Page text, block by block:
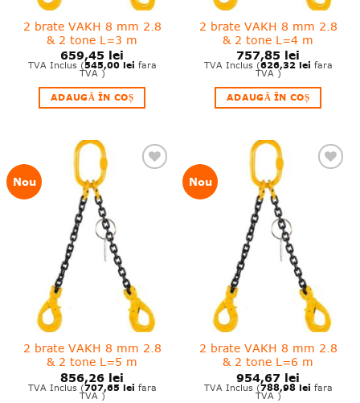
2 brate VAKH 8 mm 2.8
& 2 tone L=3 m
659,45 lei
TVA Inclus (545,00 lei fara
TVA )
ADAUGĂ ÎN COȘ
2 brate VAKH 8 mm 2.8
& 2 tone L=4 m
757,85 lei
TVA Inclus (626,32 lei fara
TVA )
ADAUGĂ ÎN COȘ
Nou
2 brate VAKH 8 mm 2.8
& 2 tone L=5 m
856,26 lei
TVA Inclus (707,65 lei fara
TVA )
Nou
2 brate VAKH 8 mm 2.8
& 2 tone L=6 m
954,67 lei
TVA Inclus (788,98 lei fara
TVA )